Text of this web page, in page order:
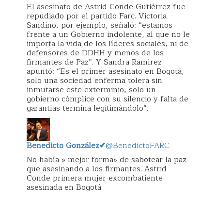
El asesinato de Astrid Conde Gutiérrez fue
repudiado por el partido Farc. Victoria
Sandino, por ejemplo, señaló: “estamos
frente a un Gobierno indolente, al que no le
importa la vida de los líderes sociales, ni de
defensores de DDHH y menos de los
firmantes de Paz”. Y Sandra Ramírez
apuntó: “Es el primer asesinato en Bogotá,
solo una sociedad enferma tolera sin
inmutarse este exterminio, solo un
gobierno cómplice con su silencio y falta de
garantías termina legitimándolo”.
Benedicto González✔@BenedictoFARC
No había » mejor forma» de sabotear la paz
que asesinando a los firmantes. Astrid
Conde primera mujer excombatiente
asesinada en Bogotá.